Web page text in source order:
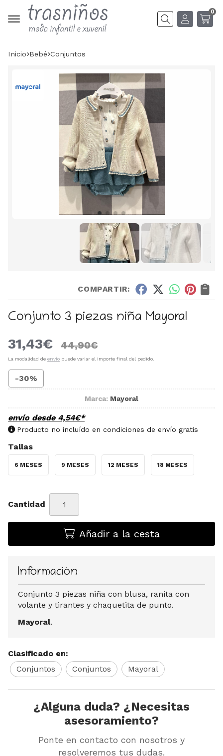
Buscar
0
Inicio bebé conjuntos
COMPARTIR:
Conjunto 3 piezas niña Mayoral
31,43€ 44,90€
La modalidad de envío puede variar el importe final del pedido.
-30%
Marca: Mayoral
envío desde 4,54€*
Producto no incluído en condiciones de envío gratis
Tallas
6 MESES 9 MESES 12 MESES 18 MESES
Cantidad
Añadir a la cesta
Información
Conjunto 3 piezas niña con blusa, ranita con
volante y tirantes y chaquetita de punto.
Mayoral.
Clasificado en:
Conjuntos
Conjuntos Mayoral
¿Alguna duda? ¿Necesitas
asesoramiento?
Ponte en contacto con nosotros y
resolveremos tus dudas.